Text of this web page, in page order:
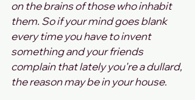
on the brains of those who inhabit
them. So if your mind goes blank
every time you have to invent
something and your friends
complain that lately you're a dullard,
the reason may be in your house.